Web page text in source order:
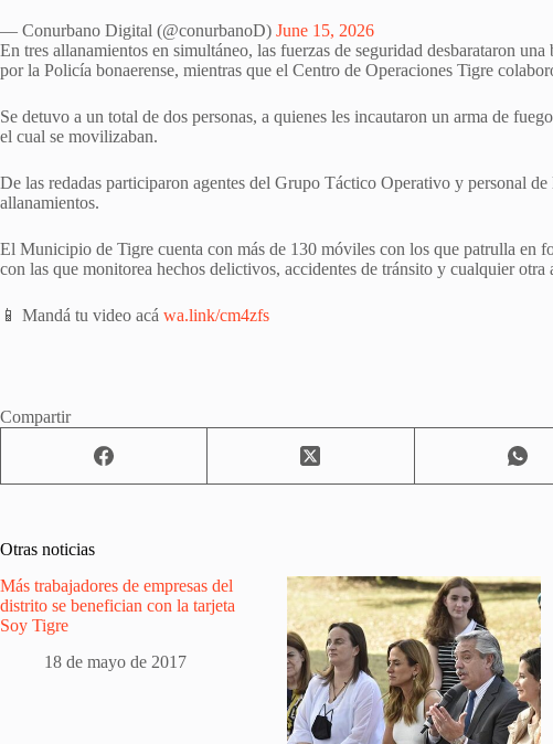
— Conurbano Digital (@conurbanoD) June 15, 2026
En tres allanamientos en simultáneo, las fuerzas de seguridad desbarataron
por la Policía bonaerense, mientras que el Centro de Operaciones Tigre
Se detuvo a un total de dos personas, a quienes les incautaron un arma de
el cual se movilizaban.
De las redadas participaron agentes del Grupo Táctico Operativo y personal
allanamientos.
El Municipio de Tigre cuenta con más de 130 móviles con los que patrulla en
con las que monitorea hechos delictivos, accidentes de tránsito y cualquier otra
📱 Mandá tu video acá wa.link/cm4zfs
Compartir
Otras noticias
Más trabajadores de empresas del
distrito se benefician con la tarjeta
Soy Tigre
18 de mayo de 2017